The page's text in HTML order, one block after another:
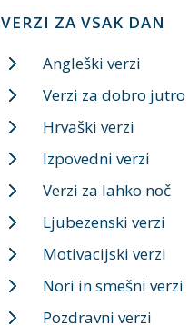
VERZI ZA VSAK DAN
Angleški verzi
Verzi za dobro jutro
Hrvaški verzi
Izpovedni verzi
Verzi za lahko noč
Ljubezenski verzi
Motivacijski verzi
Nori in smešni verzi
Pozdravni verzi